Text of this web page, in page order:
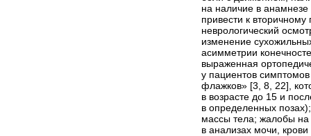
на наличие в
привести к
неврологический
изменение
асимметрии
выраженная
у пациентов
флажков» [3, 8, 22],
в возрасте до 15 и
в определенных
массы тела; жалобы на
в анализах мочи,